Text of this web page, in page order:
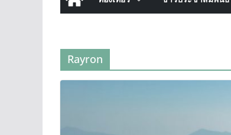
ยิ่งใหญ่แห่งปี “อุตสาหกรรมแฟร์ ล้านนา
ตะวันออก 2026”
ศิลปะมีชีวิต หนุนเศรษฐกิจสร้างสรรค์
และการท่องเที่ยวของเมือง
Rayron